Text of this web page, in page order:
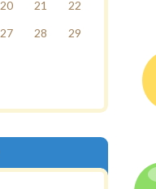
20 21
22
27 28
29